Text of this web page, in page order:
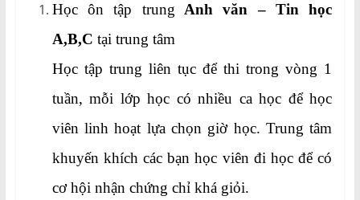
Học ôn tập trung Anh văn – Tin học
A,B,C tại trung tâm
Học tập trung liên tục để thi trong vòng 1
tuần, mỗi lớp học có nhiều ca học để học
viên linh hoạt lựa chọn giờ học. Trung tâm
khuyến khích các bạn học viên đi học để có
cơ hội nhận chứng chỉ khá giỏi.